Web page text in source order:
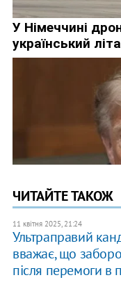
ЧИТАЙТЕ ТАКОЖ
11 квітня 2025, 21:24
Ультраправий
вважає, що
після перемоги в